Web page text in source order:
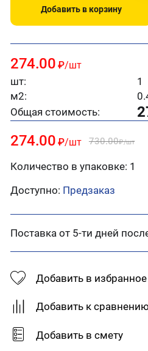
Добавить в корзину
274.00 ₽/шт
шт:
1
м2:
Общая стоимость:
274.00 ₽/шт 730.00₽/шт
Количество в упаковке: 1
Доступно: Предзаказ
Поставка от 5-ти дней
Добавить в избранное
Добавить к
Добавить в смету